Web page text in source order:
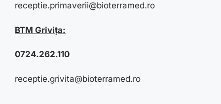
receptie.primaverii@bioterramed.ro
BTM Grivița:
0724.262.110
receptie.grivita@bioterramed.ro